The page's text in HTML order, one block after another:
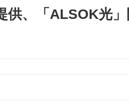
供、「ALSOK光